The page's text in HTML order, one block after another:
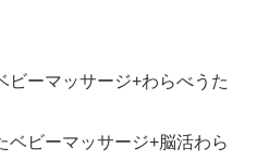
ビーマッサージ+わらべうた
ベビーマッサージ+脳活わら